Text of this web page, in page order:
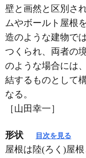
壁と画然と区別さ
ムやボールト屋根
造のような建物で
つくられ、両者の
のような場合には
結するものとして
なる。
［山田幸一］
形状 目次を見る
屋根は陸(ろく)屋